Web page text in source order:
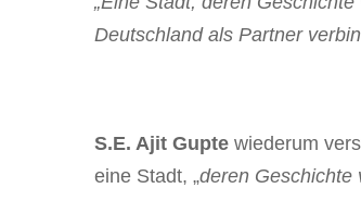
Deutschland als Partner
S.E. Ajit Gupte wiederum
eine Stadt, „deren Geschichte